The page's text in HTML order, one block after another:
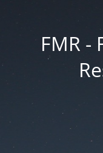
FMR